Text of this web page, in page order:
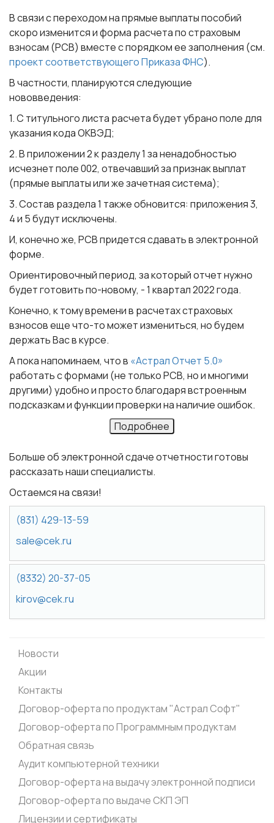
В связи с переходом на прямые выплаты пособий
скоро изменится и форма расчета по страховым
взносам (РСВ) вместе с порядком ее заполнения (см.
проект соответствующего Приказа ФНС).
В частности, планируются следующие
нововведения:
1. С титульного листа расчета будет убрано поле для
указания кода ОКВЭД;
2. В приложении 2 к разделу 1 за ненадобностью
исчезнет поле 002, отвечавший за признак выплат
(прямые выплаты или же зачетная система);
3. Состав раздела 1 также обновится: приложения 3,
4 и 5 будут исключены.
И, конечно же, РСВ придется сдавать в электронной
форме.
Ориентировочный период, за который отчет нужно
будет готовить по-новому, - 1 квартал 2022 года.
Конечно, к тому времени в расчетах страховых
взносов еще что-то может измениться, но будем
держать Вас в курсе.
А пока напоминаем, что в «Астрал Отчет 5.0»
работать с формами (не только РСВ, но и многими
другими) удобно и просто благодаря встроенным
подсказкам и функции проверки на наличие ошибок.
Подробнее
Больше об электронной сдаче отчетности готовы
рассказать наши специалисты.
Остаемся на связи!
(831) 429-13-59
sale@cek.ru
(8332) 20-37-05
kirov@cek.ru
Новости
Акции
Контакты
Договор-оферта по продуктам "Астрал Софт"
Договор-оферта по Программным продуктам
Обратная связь
Аудит компьютерной техники
Договор-оферта на выдачу электронной подписи
Договор-оферта по выдаче СКП ЭП
Лицензии и сертификаты